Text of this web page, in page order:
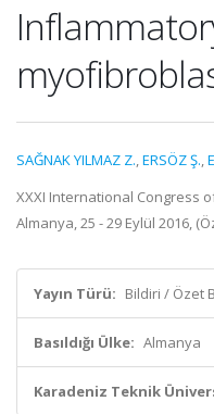
SAĞNAK YILMAZ Z.,ERSÖZ Ş.,
XXXI International Congress
Almanya, 25 - 29 Eylül 2016,
Yayın Türü: Bildiri / Özet
Basıldığı Ülke: Almanya
Karadeniz Teknik